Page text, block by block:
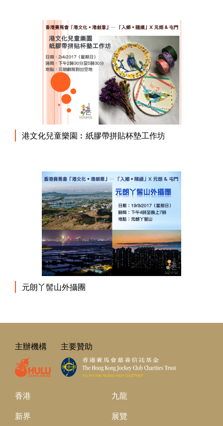
港文化兒童樂園︰紙膠帶拼貼杯墊工作坊
元朗丫髻山外攝團
主辦機構 主要贊助
香港 九龍
新界 展覽